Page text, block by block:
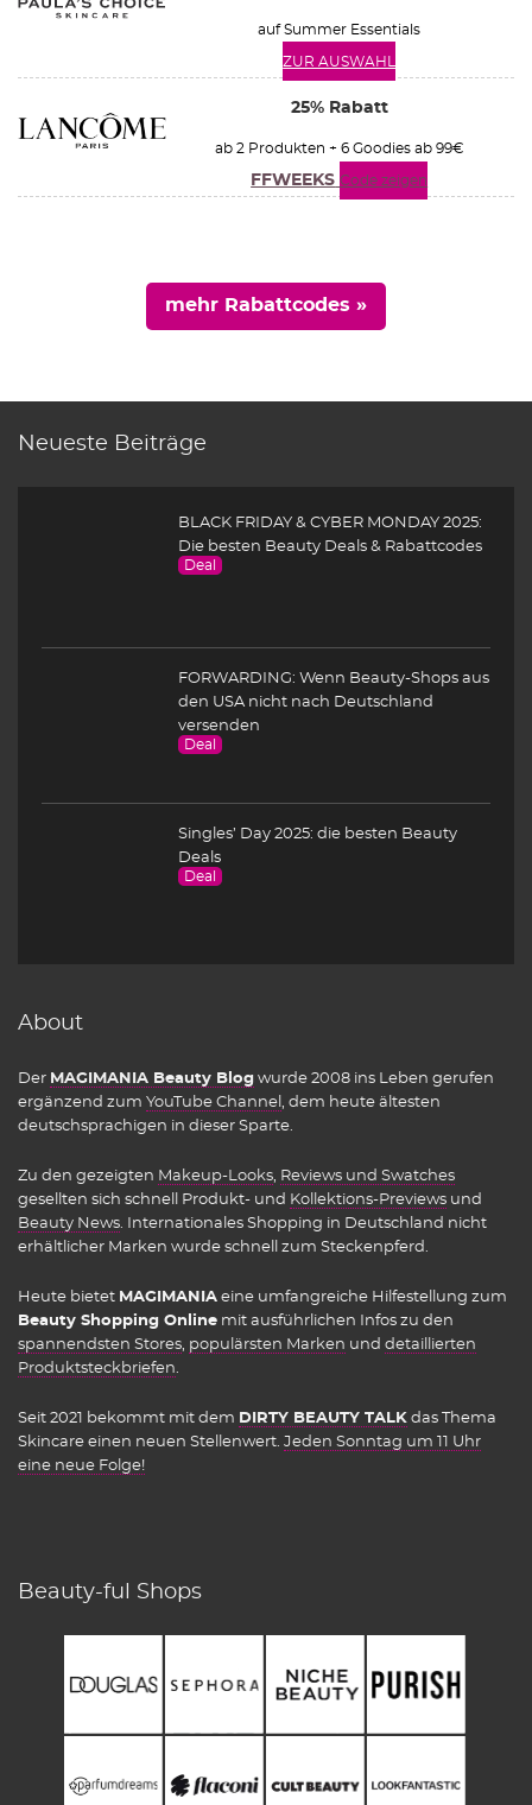
auf Summer Essentials
ZUR AUSWAHL
25% Rabatt
ab 2 Produkten + 6 Goodies ab 99€
FFWEEKS Code zeigen
mehr Rabattcodes »
Neueste Beiträge
BLACK FRIDAY & CYBER MONDAY 2025:
Die besten Beauty Deals & Rabattcodes
Deal
FORWARDING: Wenn Beauty-Shops aus
den USA nicht nach Deutschland
versenden
Deal
Singles’ Day 2025: die besten Beauty
Deals
Deal
About
Der MAGIMANIA Beauty Blog wurde 2008 ins Leben gerufen
ergänzend zum YouTube Channel
, dem heute ältesten
deutschsprachigen in dieser Sparte.
Zu den gezeigten Makeup-Looks Reviews und Swatches
gesellten sich schnell Produkt- und Kollektions-Previews und
Beauty News . Internationales Shopping in Deutschland nicht
erhältlicher Marken wurde schnell zum Steckenpferd.
Heute bietet MAGIMANIA eine umfangreiche Hilfestellung zum
Beauty Shopping Online mit ausführlichen Infos zu den
spannendsten Stores populärsten Marken und detaillierten
Produktsteckbriefen
Seit 2021 bekommt mit dem DIRTY BEAUTY TALK das Thema
Skincare einen neuen Stellenwert. Jeden Sonntag um 11 Uhr
eine neue Folge!
Beauty-ful Shops